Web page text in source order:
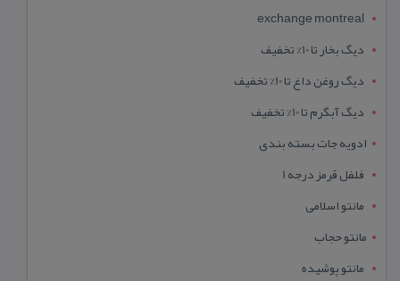
exchange montreal
دیگ بخار تا 10% تخفیف
دیگ روغن داغ تا 10% تخفیف
دیگ آبگرم تا 10% تخفیف
ادویه جات بسته بندی
فلفل قرمز درجه 1
مانتو اسلامی
مانتو حجاب
مانتو پوشیده